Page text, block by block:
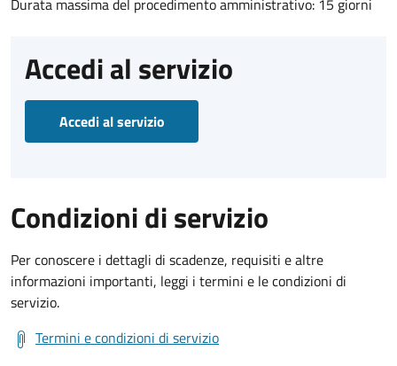
Accedi al servizio
Accedi al servizio
Condizioni di servizio
Per conoscere i dettagli di scadenze, requisiti e altre
informazioni importanti, leggi i termini e le condizioni di
servizio.
Termini e condizioni di servizio